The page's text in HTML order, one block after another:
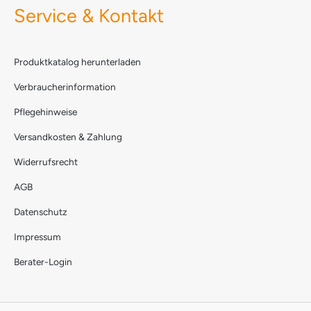
Service & Kontakt
Produktkatalog herunterladen
Verbraucherinformation
Pflegehinweise
Versandkosten & Zahlung
Widerrufsrecht
AGB
Datenschutz
Impressum
Berater-Login